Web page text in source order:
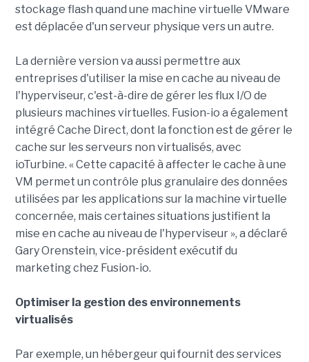
stockage flash quand une machine virtuelle VMware
est déplacée d'un serveur physique vers un autre.
La dernière version va aussi permettre aux
entreprises d'utiliser la mise en cache au niveau de
l'hyperviseur, c'est-à-dire de gérer les flux I/O de
plusieurs machines virtuelles. Fusion-io a également
intégré Cache Direct, dont la fonction est de gérer le
cache sur les serveurs non virtualisés, avec
ioTurbine. « Cette capacité à affecter le cache à une
VM permet un contrôle plus granulaire des données
utilisées par les applications sur la machine virtuelle
concernée, mais certaines situations justifient la
mise en cache au niveau de l'hyperviseur », a déclaré
Gary Orenstein, vice-président exécutif du
marketing chez Fusion-io.
Optimiser la gestion des environnements
virtualisés
Par exemple, un hébergeur qui fournit des services